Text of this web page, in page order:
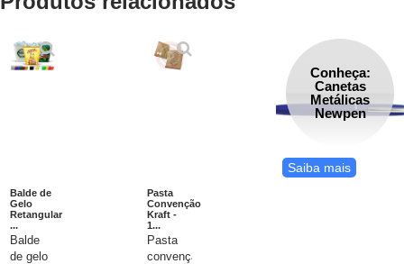
Balde de
Gelo
Retangular
...
Balde
de gelo
Pasta
Convenção
Kraft -
1...
Pasta
convenção
Conheça:
Canetas
Metálicas
Newpen
Saiba mais